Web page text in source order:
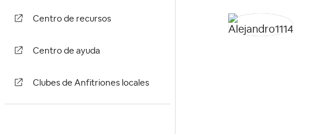
Centro de recursos
Centro de ayuda
Clubes de Anfitriones locales